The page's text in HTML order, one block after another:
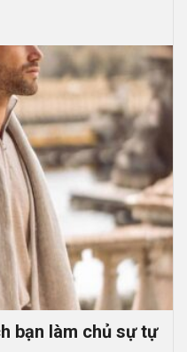
bạn làm chủ sự tự